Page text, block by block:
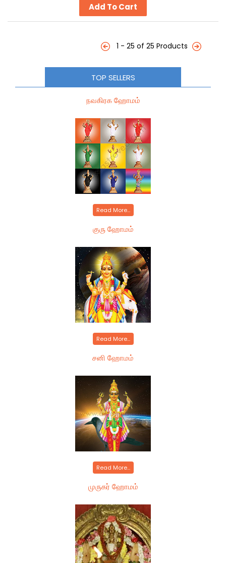
Add To Cart
1 - 25 of 25 Products
TOP SELLERS
நவகிரக ஹோமம்
Read More...
குரு ஹோமம்
Read More...
சனி ஹோமம்
Read More...
முருகர் ஹோமம்